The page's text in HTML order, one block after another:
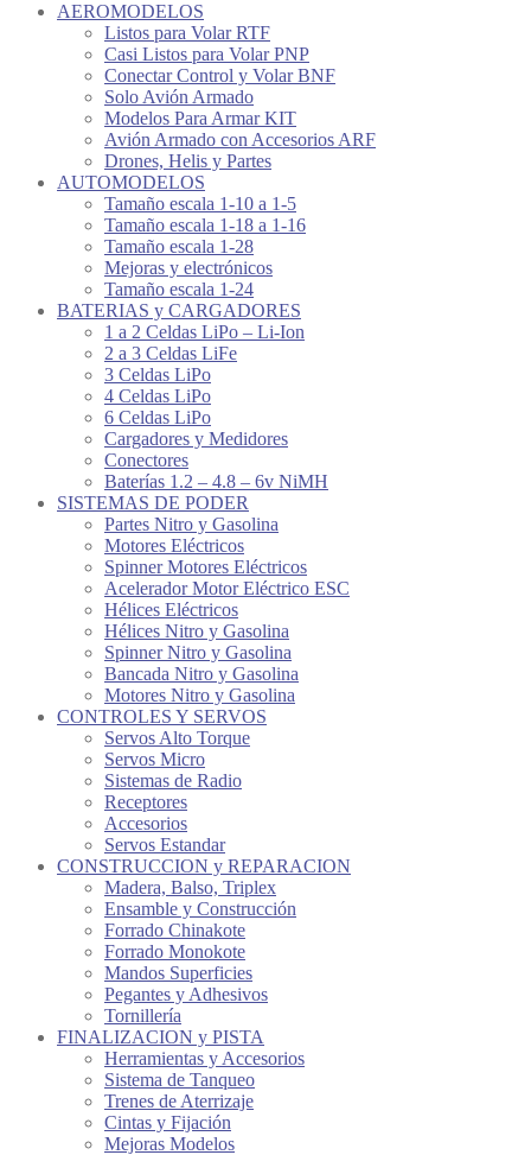
AEROMODELOS
Listos para Volar RTF
Casi Listos para Volar PNP
Conectar Control y Volar BNF
Solo Avión Armado
Modelos Para Armar KIT
Avión Armado con Accesorios ARF
Drones, Helis y Partes
AUTOMODELOS
Tamaño escala 1-10 a 1-5
Tamaño escala 1-18 a 1-16
Tamaño escala 1-28
Mejoras y electrónicos
Tamaño escala 1-24
BATERIAS y CARGADORES
1 a 2 Celdas LiPo – Li-Ion
2 a 3 Celdas LiFe
3 Celdas LiPo
4 Celdas LiPo
6 Celdas LiPo
Cargadores y Medidores
Conectores
Baterías 1.2 – 4.8 – 6v NiMH
SISTEMAS DE PODER
Partes Nitro y Gasolina
Motores Eléctricos
Spinner Motores Eléctricos
Acelerador Motor Eléctrico ESC
Hélices Eléctricos
Hélices Nitro y Gasolina
Spinner Nitro y Gasolina
Bancada Nitro y Gasolina
Motores Nitro y Gasolina
CONTROLES Y SERVOS
Servos Alto Torque
Servos Micro
Sistemas de Radio
Receptores
Accesorios
Servos Estandar
CONSTRUCCION y REPARACION
Madera, Balso, Triplex
Ensamble y Construcción
Forrado Chinakote
Forrado Monokote
Mandos Superficies
Pegantes y Adhesivos
Tornillería
FINALIZACION y PISTA
Herramientas y Accesorios
Sistema de Tanqueo
Trenes de Aterrizaje
Cintas y Fijación
Mejoras Modelos